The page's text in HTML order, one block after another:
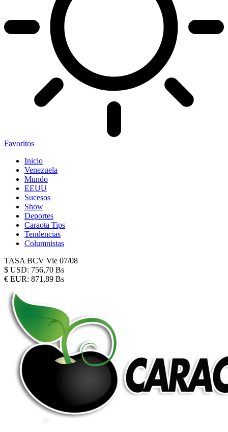
Favoritos
Inicio
Venezuela
Mundo
EEUU
Sucesos
Show
Deportes
Caraota Tips
Tendencias
Columnistas
TASA BCV Vie 07/08
$ USD: 756,70 Bs
€ EUR: 871,89 Bs